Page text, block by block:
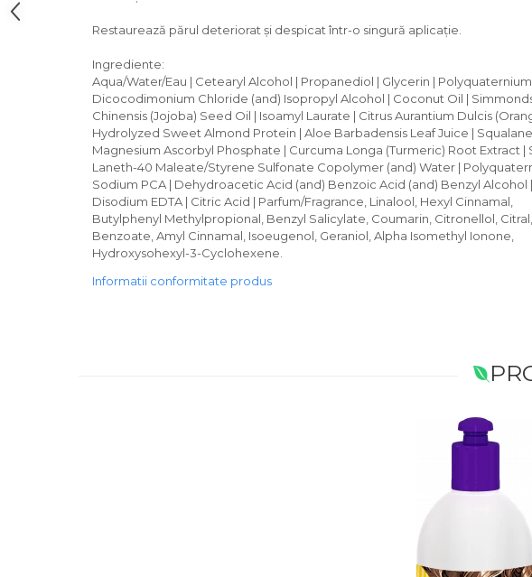
Restaurează părul deteriorat și despicat într-o singură aplicație.
Ingrediente:
Aqua/Water/Eau | Cetearyl Alcohol | Propanediol | Glycerin |
Dicocodimonium Chloride (and) Isopropyl Alcohol | Coconut Oil |
Chinensis (Jojoba) Seed Oil | Isoamyl Laurate | Citrus Aurantium Dulcis
Hydrolyzed Sweet Almond Protein | Aloe Barbadensis Leaf Juice |
Magnesium Ascorbyl Phosphate | Curcuma Longa (Turmeric) Root Extract |
Laneth-40 Maleate/Styrene Sulfonate Copolymer (and) Water |
Sodium PCA | Dehydroacetic Acid (and) Benzoic Acid (and) Benzyl Alcohol |
Disodium EDTA | Citric Acid | Parfum/Fragrance, Linalool, Hexyl Cinnamal,
Butylphenyl Methylpropional, Benzyl Salicylate, Coumarin, Citronellol,
Benzoate, Amyl Cinnamal, Isoeugenol, Geraniol, Alpha Isomethyl Ionone,
Hydroxysohexyl-3-Cyclohexene.
Informatii conformitate produs